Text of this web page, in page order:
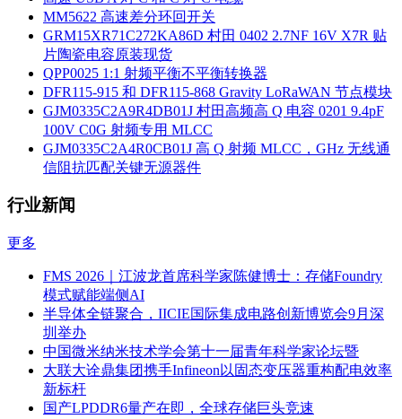
MM5622 高速差分环回开关
GRM15XR71C272KA86D 村田 0402 2.7NF 16V X7R 贴
片陶瓷电容原装现货
QPP0025 1:1 射频平衡不平衡转换器
DFR115-915 和 DFR115-868 Gravity LoRaWAN 节点模块
GJM0335C2A9R4DB01J 村田高频高 Q 电容 0201 9.4pF
100V C0G 射频专用 MLCC
GJM0335C2A4R0CB01J 高 Q 射频 MLCC，GHz 无线通
信阻抗匹配关键无源器件
行业新闻
更多
FMS 2026｜江波龙首席科学家陈健博士：存储Foundry
模式赋能端侧AI
半导体全链聚合，IICIE国际集成电路创新博览会9月深
圳举办
中国微米纳米技术学会第十一届青年科学家论坛暨
大联大诠鼎集团携手Infineon以固态变压器重构配电效率
新标杆
国产LPDDR6量产在即，全球存储巨头竞速